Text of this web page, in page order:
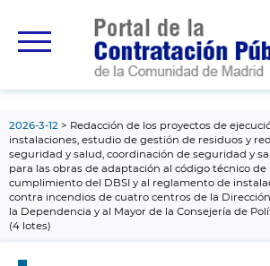
principal
2026-3-12
Redacción de los proyectos de
instalaciones, estudio de gestión de residuos y
seguridad y salud, coordinación de seguridad y
para las obras de adaptación al código técnico
cumplimiento del DBSI y al reglamento de
contra incendios de cuatro centros de la
la Dependencia y al Mayor de la Consejería de
(4 lotes)